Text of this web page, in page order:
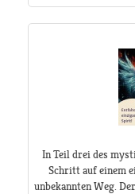
In Teil drei des
Schritt auf einem
unbekannten Weg.